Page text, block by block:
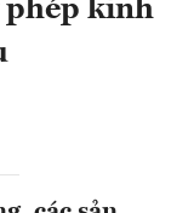
phép kinh